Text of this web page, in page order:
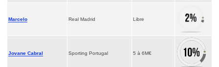
Marcelo Real Madrid Libre
Jovane Cabral Sporting Portugal 5 à 6M€